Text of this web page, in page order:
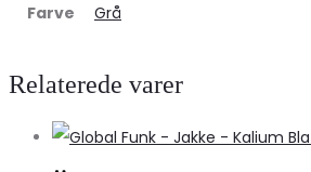
Farve Grå
Relaterede varer